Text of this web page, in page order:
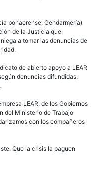
bonaerense, Gendarmería)
de la Justicia que
a tomar las denuncias de
de abierto apoyo a LEAR
denuncias difundidas,
LEAR, de los Gobiernos
del Ministerio de Trabajo
con los compañeros
Que la crisis la paguen